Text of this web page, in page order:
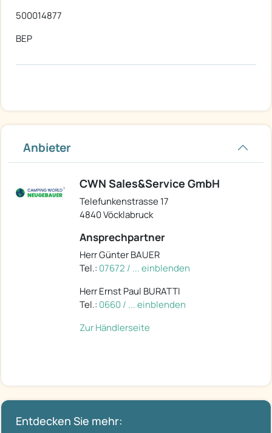
500014877
BEP
Anbieter
CWN Sales&Service GmbH
Telefunkenstrasse 17
4840 Vöcklabruck
Ansprechpartner
Herr Günter BAUER
Tel.: 07672 / ... einblenden
Herr Ernst Paul BURATTI
Tel.: 0660 / ... einblenden
Zur Händlerseite
Entdecken Sie mehr: